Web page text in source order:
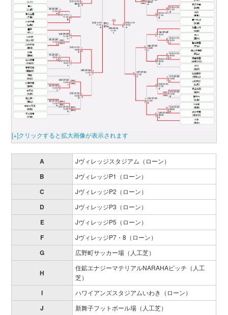
[+]クリックすると拡大画像が表示されます
A Jヴィレッジスタジアム（ローン）
B JヴィレッジP1（ローン）
C JヴィレッジP2（ローン）
D JヴィレッジP3（ローン）
E JヴィレッジP5（ローン）
F JヴィレッジP7・8（ローン）
G 広野町サッカー場（人工芝）
H
住鉱エナジーマテリアルNARAHAピッチ（人工
芝）
I ハワイアンズスタジアムいわき（ローン）
J 新舞子フットボール場（人工芝）